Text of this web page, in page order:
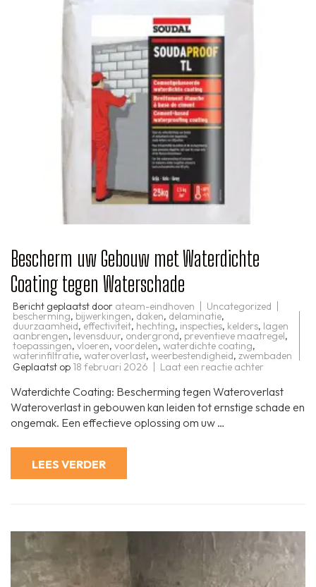
Bescherm uw Gebouw met Waterdichte
Coating tegen Waterschade
Bericht geplaatst door ateam-eindhoven Uncategorized
bescherming, bijwerkingen, daken, delaminatie,
duurzaamheid,effectiviteit, hechting, inspecties, kelders, lagen
aanbrengen, levensduur, ondergrond, preventieve maatregel,
toepassingen, vloeren, voordelen, waterdichte coating,
waterinfiltratie, wateroverlast, weerbestendigheid, zwembaden
Geplaatst op 18 februari 2026 Laat een reactie achter
uw
Gebouw
met
Waterdichte Coating: Bescherming tegen Wateroverlast
Wateroverlast in gebouwen kan leiden tot ernstige schade en
ongemak. Een effectieve oplossing om uw …
LEES VERDER